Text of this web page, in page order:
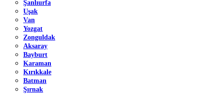
Şanlıurfa
Uşak
Van
Yozgat
Zonguldak
Aksaray
Bayburt
Karaman
Kırıkkale
Batman
Şırnak